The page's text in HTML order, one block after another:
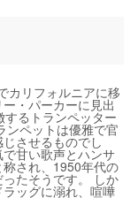
カリフォルニアに移
・パーカーに見出
るトランペッター
ンペットは優雅で官
させるものでし
甘い歌声とハンサ
され、1950年代の
たそうです。 しか
ッグに溺れ、喧嘩